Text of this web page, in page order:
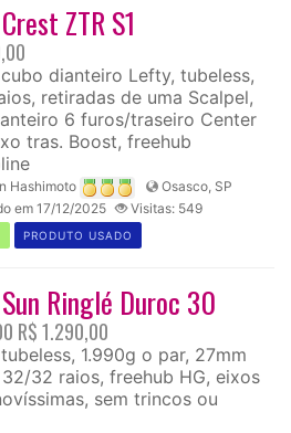
ZTR S1
dianteiro Lefty, tubeless,
retiradas de uma Scalpel,
6 furos/traseiro Center
tras. Boost, freehub
Hashimoto
Osasco, SP
em 17/12/2025
Visitas: 549
PRODUTO USADO
Ringlé Duroc 30
R$ 1.290,00
1.990g o par, 27mm
32 raios, freehub HG, eixos
sem trincos ou